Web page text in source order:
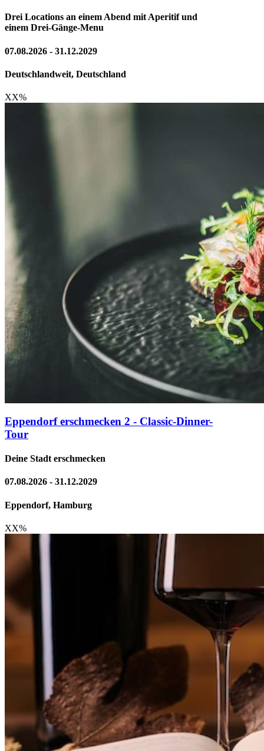
Drei Locations an einem Abend mit Aperitif und
einem Drei-Gänge-Menu
07.08.2026 - 31.12.2029
Deutschlandweit, Deutschland
XX%
Eppendorf erschmecken 2 - Classic-Dinner-
Tour
Deine Stadt erschmecken
07.08.2026 - 31.12.2029
Eppendorf, Hamburg
XX%